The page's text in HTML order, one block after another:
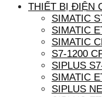
THIẾT BỊ ĐIỆN
SIMATIC
SIMATIC
SIMATIC
S7-1200
SIPLUS
SIMATIC
SIPLUS